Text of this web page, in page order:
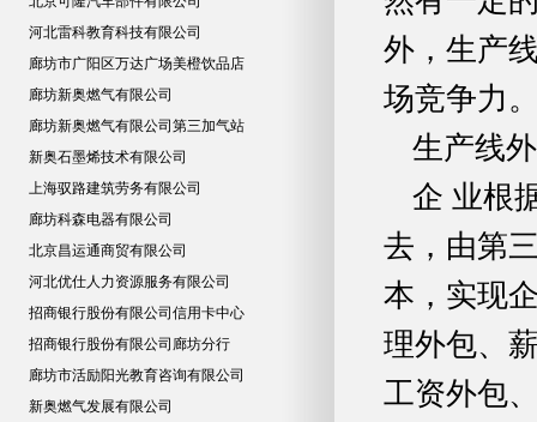
外，生产
场竞争力
生产线
企 业根
去，由第
本，实现
理外包、
工资外包
河北雷科教育科技有限公司
廊坊市广阳区万达广场美橙饮品店
廊坊新奥燃气有限公司
廊坊新奥燃气有限公司第三加气站
新奥石墨烯技术有限公司
上海驭路建筑劳务有限公司
廊坊科森电器有限公司
北京昌运通商贸有限公司
河北优仕人力资源服务有限公司
招商银行股份有限公司信用卡中心
招商银行股份有限公司廊坊分行
廊坊市活励阳光教育咨询有限公司
新奥燃气发展有限公司